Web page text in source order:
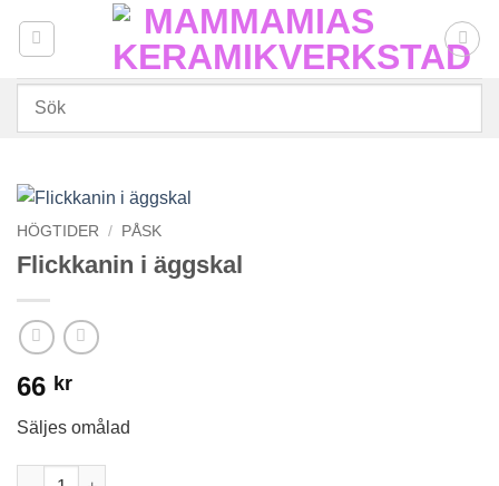
HÖGTIDER / PÅSK
Flickkanin i äggskal
66 kr
Säljes omålad
Flickkanin i äggskal mängd